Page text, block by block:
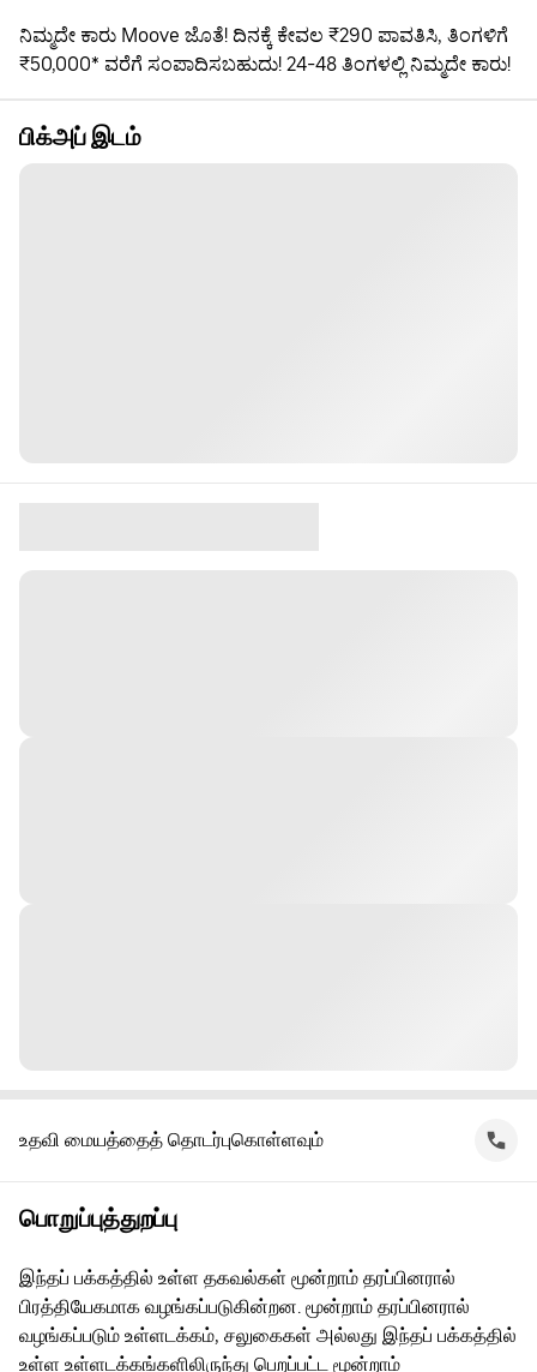
ನಿಮ್ಮದೇ ಕಾರು Moove ಜೊತೆ! ದಿನಕ್ಕೆ ಕೇವಲ ₹290 ಪಾವತಿಸಿ, ತಿಂಗಳಿಗೆ
₹50,000* ವರೆಗೆ ಸಂಪಾದಿಸಬಹುದು! 24-48 ತಿಂಗಳಲ್ಲಿ ನಿಮ್ಮದೇ ಕಾರು!
பிக்அப் இடம்
உதவி மையத்தைத் தொடர்புகொள்ளவும்
பொறுப்புத்துறப்பு
இந்தப் பக்கத்தில் உள்ள தகவல்கள் மூன்றாம் தரப்பினரால்
பிரத்தியேகமாக வழங்கப்படுகின்றன. மூன்றாம் தரப்பினரால்
வழங்கப்படும் உள்ளடக்கம், சலுகைகள் அல்லது இந்தப் பக்கத்தில்
உள்ள உள்ளடக்கங்களிலிருந்து பெறப்பட்ட மூன்றாம்